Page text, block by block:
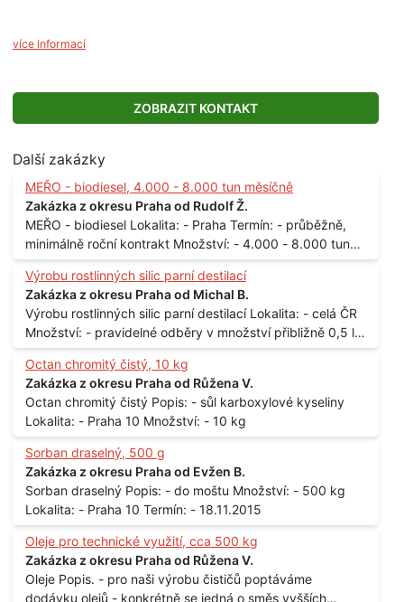
více informací
ZOBRAZIT KONTAKT
Další zakázky
MEŘO - biodiesel, 4.000 - 8.000 tun měsíčně
Zakázka z okresu Praha od Rudolf Ž.
MEŘO - biodiesel Lokalita: - Praha Termín: - průběžně,
minimálně roční kontrakt Množství: - 4.000 - 8.000 tun
měsíčně
Výrobu rostlinných silic parní destilací
Zakázka z okresu Praha od Michal B.
Výrobu rostlinných silic parní destilací Lokalita: - celá ČR
Množství: - pravidelné odběry v množství přibližně 0,5 l
až 1 l
Octan chromitý čistý, 10 kg
Zakázka z okresu Praha od Růžena V.
Octan chromitý čistý Popis: - sůl karboxylové kyseliny
Lokalita: - Praha 10 Množství: - 10 kg
Sorban draselný, 500 g
Zakázka z okresu Praha od Evžen B.
Sorban draselný Popis: - do moštu Množství: - 500 kg
Lokalita: - Praha 10 Termín: - 18.11.2015
Oleje pro technické využití, cca 500 kg
Zakázka z okresu Praha od Růžena V.
Oleje Popis. - pro naši výrobu čističů poptáváme
dodávku olejů - konkrétně se jedná o směs vyšších